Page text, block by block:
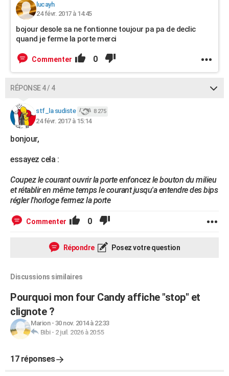
lucayh
24 févr. 2017 à 14:45
bojour desole sa ne fontionne toujour pa pa de declic
quand je ferme la porte merci
Commenter 0
RÉPONSE 4 / 4
stf_la sudiste 8 275
24 févr. 2017 à 15:14
bonjour,
essayez cela :
Coupez le courant ouvrir la porte enfoncez le bouton du milieu
et rétablir en même temps le courant jusqu'a entendre des bips
régler l'horloge fermez la porte
Commenter 0
Répondre Posez votre question
Discussions similaires
Pourquoi mon four Candy affiche "stop" et
clignote ?
Marion- 30 nov. 2014 à 22:33
Bibi- 2 juil. 2026 à 20:55
17 réponses